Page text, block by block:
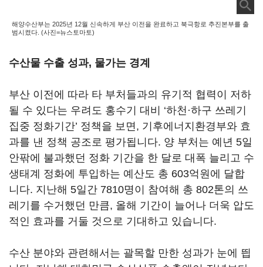
해양수산부는 2025년 12월 신속하게 부산 이전을 완료하고 북극항로 추진본부를 출
범시켰다. (사진=뉴스토마토)
수산물 수출 성과, 물가는 경계
부산 이전에 따라 타 부처들과의 유기적 협력이 저하
될 수 있다는 우려도 홍수기 대비 ‘하천·하구 쓰레기
집중 정화기간’ 정책을 보면, 기후에너지환경부와 효
과를 낸 정책 공조로 평가됩니다. 양 부처는 예년 5일
안팎에 불과했던 정화 기간을 한 달로 대폭 늘리고 수
생태계 정화에 투입하는 예산도 총 603억원에 달합
니다. 지난해 5일간 7810명이 참여해 총 802톤의 쓰
레기를 수거했던 만큼, 올해 기간이 늘어나 더욱 압도
적인 효과를 거둘 것으로 기대하고 있습니다.
수산 분야와 관련해서는 괄목할 만한 성과가 눈에 띕